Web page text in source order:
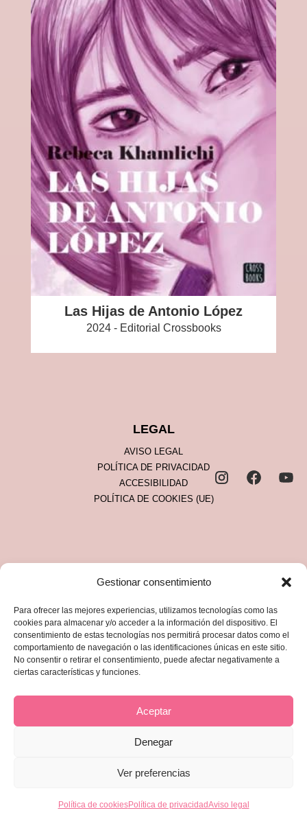
Gestionar consentimiento
Para ofrecer las mejores experiencias, utilizamos tecnologías como las
cookies para almacenar y/o acceder a la información del dispositivo. El
consentimiento de estas tecnologías nos permitirá procesar datos como el
comportamiento de navegación o las identificaciones únicas en este sitio.
No consentir o retirar el consentimiento, puede afectar negativamente a
ciertas características y funciones.
Aceptar
Denegar
Ver preferencias
Política de cookiesPolítica de privacidadAviso legal
Las Hijas de Antonio López
2024 - Editorial Crossbooks
LEGAL
AVISO LEGAL
POLÍTICA DE PRIVACIDAD
ACCESIBILIDAD
POLÍTICA DE COOKIES (UE)
reservados.
Las obras, imágenes y contenidos de esta web
están protegidos por derechos de autor.
Queda prohibida su reproducción, distribución